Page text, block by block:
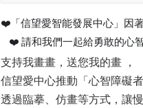
❤️「信望愛智能發展中心」因
❤️ 請和我們一起給勇敢的心
支持我畫畫，送您我的畫 ，
信望愛中心推動「心智障礙
透過臨摹、仿畫等方式，讓